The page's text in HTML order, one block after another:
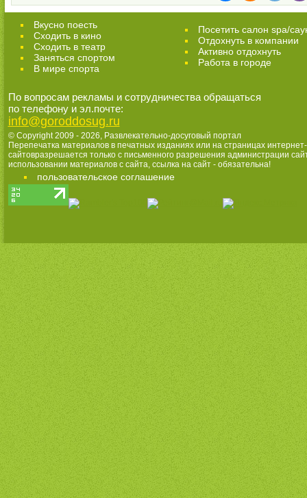
Вкусно поесть
Сходить в кино
Cходить в театр
Заняться спортом
В мире спорта
Посетить салон spa/
Отдохнуть в компании
Активно отдохнуть
Работа в городе
По вопросам рекламы и сотрудничества обращаться
по телефону и эл.почте:
info@goroddosug.ru
© Copyright 2009 - 2026, Развлекательно-досуговый портал
Перепечатка материалов в печатных изданиях или на страницах интернет-
сайтовразрешается только с письменного разрешения администрации
использовании материалов с сайта, ссылка на сайт - обязательна!
пользовательское соглашение